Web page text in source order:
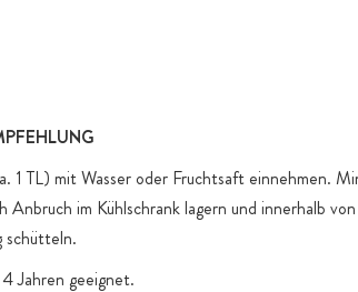
1 TL) mit Wasser oder Fruchtsaft einnehmen.
Anbruch im Kühlschrank lagern und innerhalb
schütteln.
Jahren geeignet.